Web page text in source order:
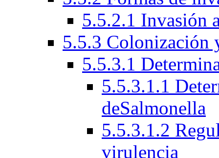
5.5.2.1 Invasión
5.5.3 Colonización
5.5.3.1
5.5.3.1.1
deSalmonella
5.5.3.1.2
virulencia